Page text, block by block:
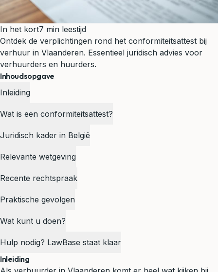
In het kort7 min leestijd
Ontdek de verplichtingen rond het conformiteitsattest bij
verhuur in Vlaanderen. Essentieel juridisch advies voor
verhuurders en huurders.
Inhoudsopgave
Inleiding
Wat is een conformiteitsattest?
Juridisch kader in België
Relevante wetgeving
Recente rechtspraak
Praktische gevolgen
Wat kunt u doen?
Hulp nodig? LawBase staat klaar
Inleiding